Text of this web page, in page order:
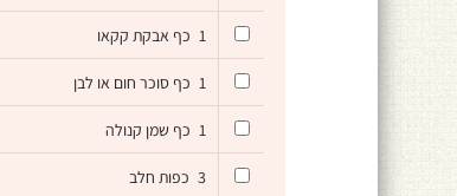
1 כף אבקת קקאו
1 כף סוכר חום או לבן
1 כף שמן קנולה
3 כפות חלב